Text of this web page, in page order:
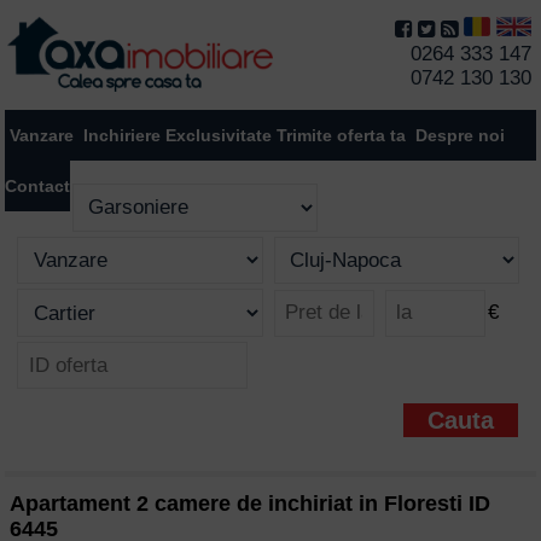
0264 333 147
0742 130 130
Vanzare Inchiriere Exclusivitate Trimite oferta ta Despre noi
Contact
€
Apartament 2 camere de inchiriat in Floresti ID
6445